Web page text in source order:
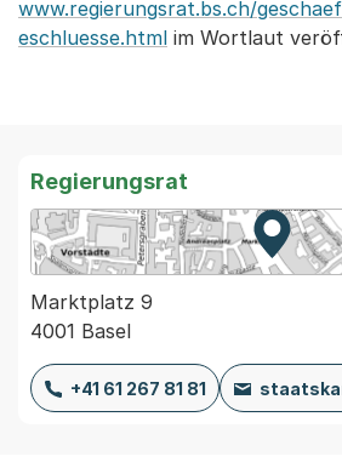
www.regierungsrat.bs.ch/
eschluesse.html im Wortlaut
Regierungsrat
Zur
Marktplatz 9
4001 Basel
+41 61 267 81 81